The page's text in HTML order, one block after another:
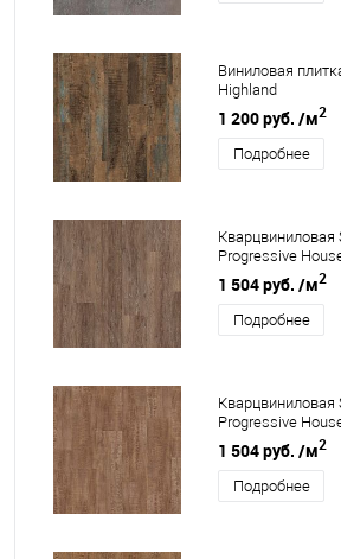
Виниловая
Highland
1 200 руб. /м2
Подробнее
Кварцвиниловая
Progressive
1 504 руб. /м2
Подробнее
Кварцвиниловая
Progressive
1 504 руб. /м2
Подробнее